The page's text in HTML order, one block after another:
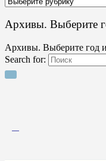
Архивы. Выберите
Архивы. Выберите год
Search for: